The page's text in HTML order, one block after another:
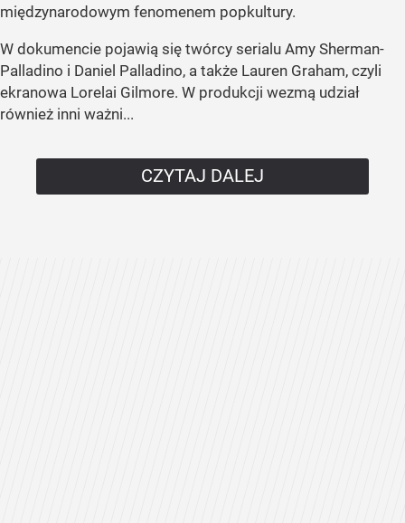
międzynarodowym fenomenem popkultury.
W dokumencie pojawią się twórcy serialu Amy Sherman-
Palladino i Daniel Palladino, a także Lauren Graham, czyli
ekranowa Lorelai Gilmore. W produkcji wezmą udział
również inni ważni...
CZYTAJ DALEJ